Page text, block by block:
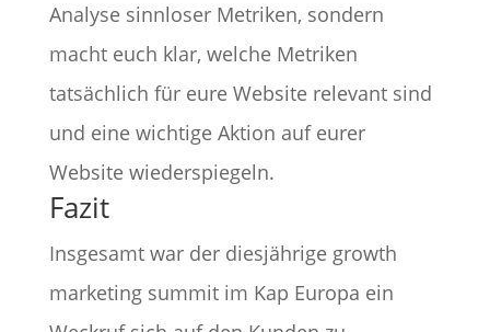
Analyse sinnloser Metriken, sondern
macht euch klar, welche Metriken
tatsächlich für eure Website relevant sind
und eine wichtige Aktion auf eurer
Website wiederspiegeln.
Fazit
Insgesamt war der diesjährige growth
marketing summit im Kap Europa ein